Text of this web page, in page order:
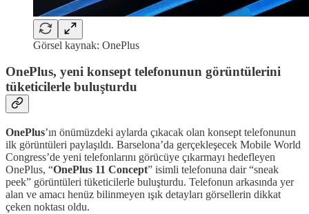
Görsel kaynak: OnePlus
OnePlus, yeni konsept telefonunun görüntülerini
tüketicilerle buluşturdu
OnePlus’ın önümüzdeki aylarda çıkacak olan konsept telefonunun
ilk görüntüleri paylaşıldı. Barselona’da gerçekleşecek Mobile World
Congress’de yeni telefonlarını görücüye çıkarmayı hedefleyen
OnePlus, “OnePlus 11 Concept” isimli telefonuna dair “sneak
peek” görüntüleri tüketicilerle buluşturdu. Telefonun arkasında yer
alan ve amacı henüz bilinmeyen ışık detayları görsellerin dikkat
çeken noktası oldu.